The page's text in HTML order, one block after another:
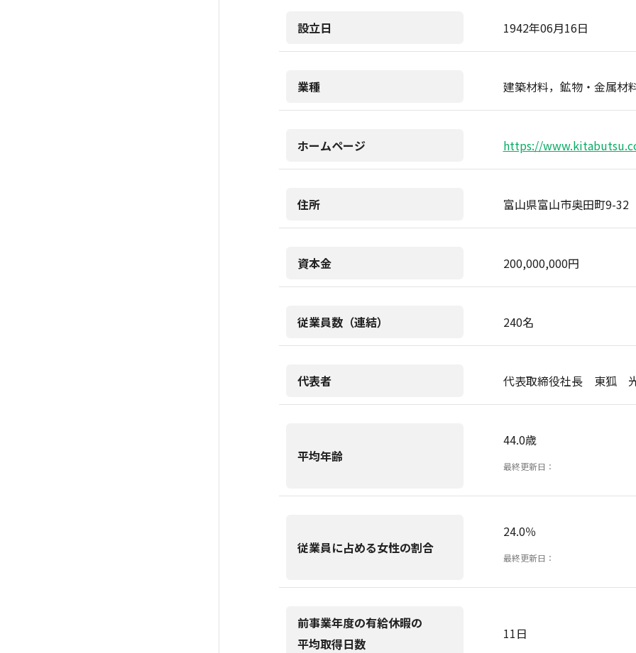
設立日 1942年06月16日
業種 建築材料，鉱物・金属材
ホームページ https://
住所 富山県富山市奥田町9-32
資本金 200,000,000円
従業員数（連結） 240名
代表者 代表取締役社長 東狐
平均年齢
44.0歳
最終更新日：
従業員に占める女性の割合
24.0％
最終更新日：
前事業年度の有給休暇の
平均取得日数
11日